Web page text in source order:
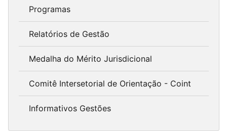
Programas
Relatórios de Gestão
Medalha do Mérito Jurisdicional
Comitê Intersetorial de Orientação - Coint
Informativos Gestões